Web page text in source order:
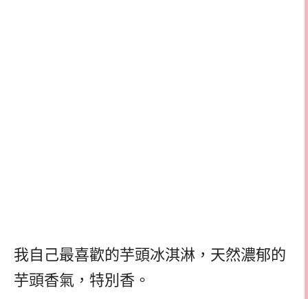
我自己最喜歡的芋頭冰淇淋，天然濃郁的
芋頭香氣，特別香。